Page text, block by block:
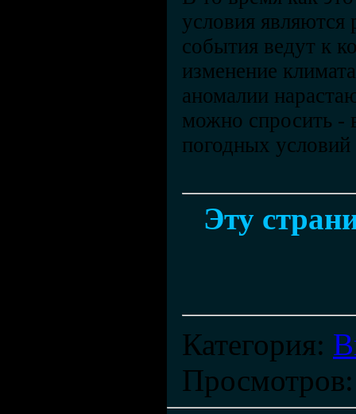
условия являются
события ведут к
изменение
аномалии
можно спросить -
погодных
Эту
Категория:
Просмотров